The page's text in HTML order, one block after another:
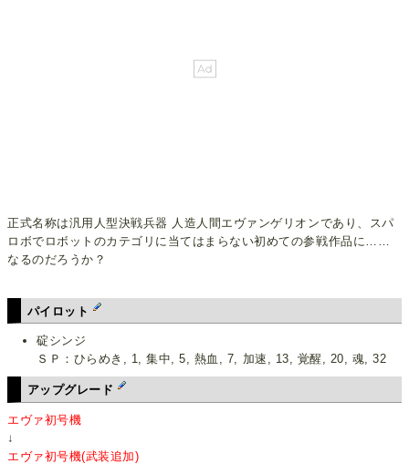
正式名称は汎用人型決戦兵器 人造人間エヴァンゲリオンであり、スパ
ロボでロボットのカテゴリに当てはまらない初めての参戦作品に……
なるのだろうか？
パイロット
碇シンジ
ＳＰ：ひらめき, 1, 集中, 5, 熱血, 7, 加速, 13, 覚醒, 20, 魂, 32
アップグレード
エヴァ初号機
↓
エヴァ初号機(武装追加)